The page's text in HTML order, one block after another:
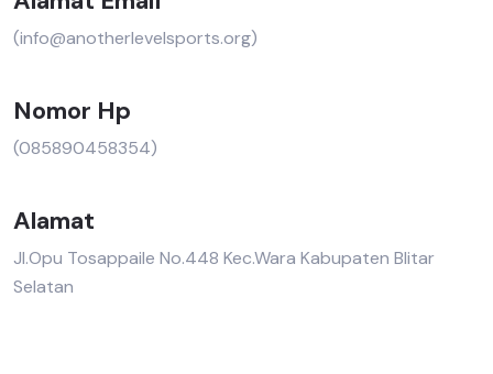
(info@anotherlevelsports.org)
Nomor Hp
(085890458354)
Alamat
Jl.Opu Tosappaile No.448 Kec.Wara Kabupaten Blitar
Selatan